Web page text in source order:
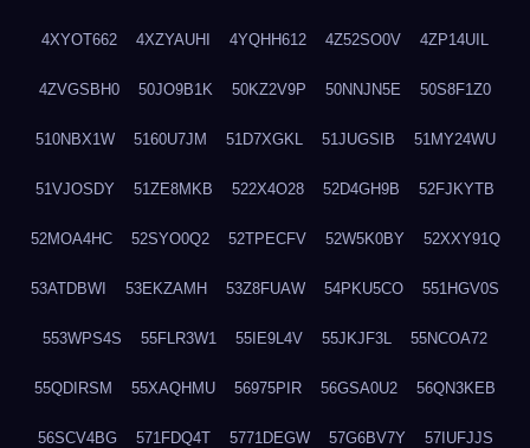
4XYOT662 4XZYAUHI 4YQHH612 4Z52SO0V 4ZP14UIL
4ZVGSBH0 50JO9B1K 50KZ2V9P 50NNJN5E 50S8F1Z0
510NBX1W 5160U7JM 51D7XGKL 51JUGSIB 51MY24WU
51VJOSDY 51ZE8MKB 522X4O28 52D4GH9B 52FJKYTB
52MOA4HC 52SYO0Q2 52TPECFV 52W5K0BY 52XXY91Q
53ATDBWI 53EKZAMH 53Z8FUAW 54PKU5CO 551HGV0S
553WPS4S 55FLR3W1 55IE9L4V 55JKJF3L 55NCOA72
55QDIRSM 55XAQHMU 56975PIR 56GSA0U2 56QN3KEB
56SCV4BG 571FDQ4T 5771DEGW 57G6BV7Y 57IUFJJS